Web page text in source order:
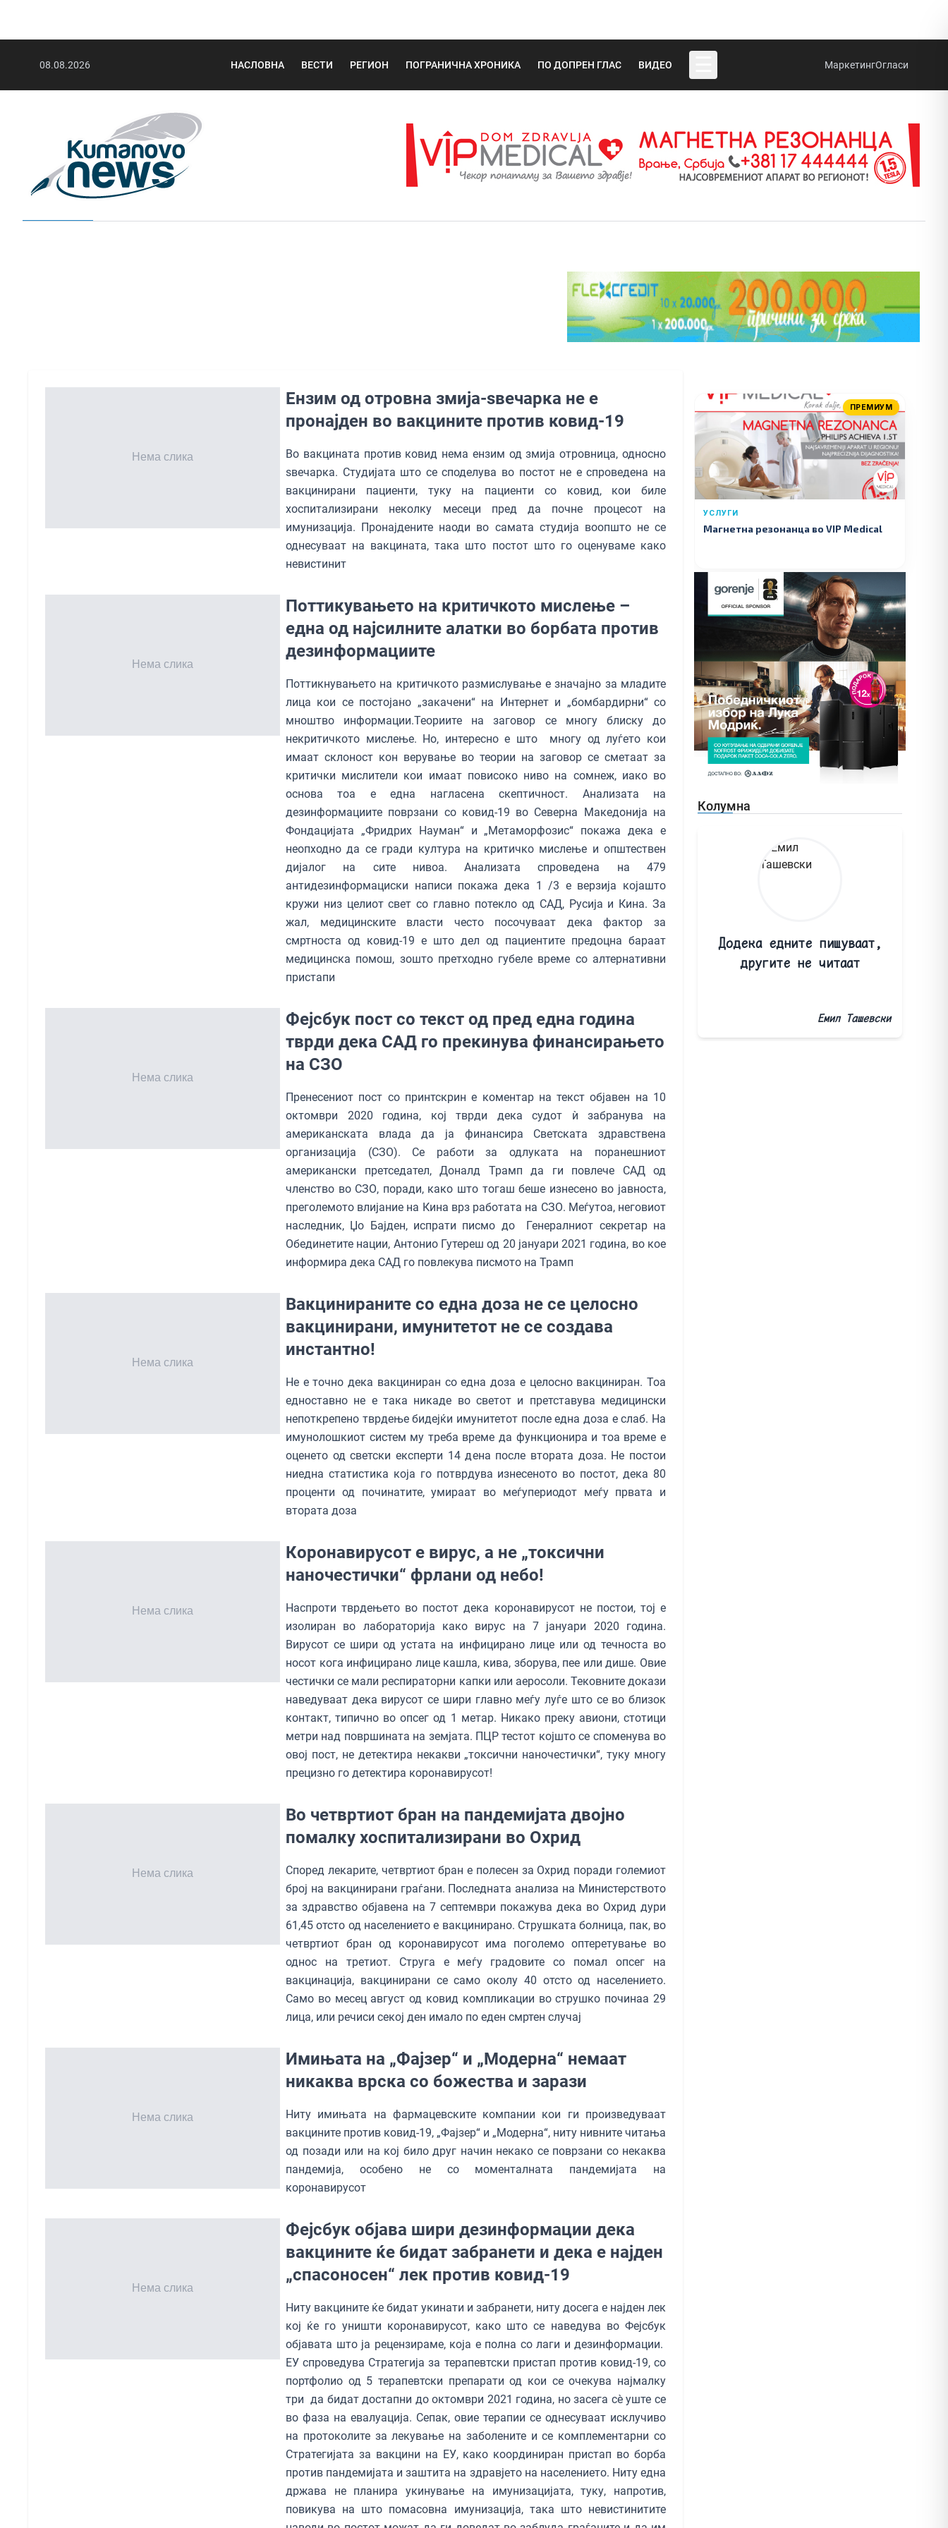
08.08.2026 НАСЛОВНА ВЕСТИ РЕГИОН ПОГРАНИЧНА ХРОНИКА ПО ДОПРЕН ГЛАС ВИДЕО МаркетингОгласи
Ензим од отровна змија-ѕвечарка не е
пронајден во вакцините против ковид-19
Во вакцината против ковид нема ензим од змија отровница, односно
ѕвечарка. Студијата што се споделува во постот не е спроведена на
вакцинирани пациенти, туку на пациенти со ковид, кои биле
хоспитализирани неколку месеци пред да почне процесот на
имунизација. Пронајдените наоди во самата студија воопшто не се
однесуваат на вакцината, така што постот што го оценуваме како
невистинит
Поттикувањето на критичкото мислење –
една од најсилните алатки во борбата против
дезинформациите
Поттикнувањето на критичкото размислување е значајно за младите
лица кои се постојано „закачени“ на Интернет и „бомбардирни“ со
мноштво информации.Теориите на заговор се многу блиску до
некритичкото мислење. Но, интересно е што многу од луѓето кои
имаат склоност кон верување во теории на заговор се сметаат за
критички мислители кои имаат повисоко ниво на сомнеж, иако во
основа тоа е една нагласена скептичност. Анализата на
дезинформациите поврзани со ковид-19 во Северна Македонија на
Фондацијата „Фридрих Науман“ и „Метаморфозис“ покажа дека е
неопходно да се гради култура на критичко мислење и општествен
дијалог на сите нивоа. Анализата спроведена на 479
антидезинформациски написи покажа дека 1 /3 е верзија којашто
кружи низ целиот свет со главно потекло од САД, Русија и Кина. За
жал, медицинските власти често посочуваат дека фактор за
смртноста од ковид-19 е што дел од пациентите предоцна бараат
медицинска помош, зошто претходно губеле време со алтернативни
пристапи
Фејсбук пост со текст од пред една година
тврди дека САД го прекинува финансирањето
на СЗО
Пренесениот пост со принтскрин е коментар на текст објавен на 10
октомври 2020 година, кој тврди дека судот ѝ забранува на
американската влада да ја финансира Светската здравствена
организација (СЗО). Се работи за одлуката на поранешниот
американски претседател, Доналд Трамп да ги повлече САД од
членство во СЗО, поради, како што тогаш беше изнесено во јавноста,
преголемото влијание на Кина врз работата на СЗО. Меѓутоа, неговиот
наследник, Џо Бајден, испрати писмо до Генералниот секретар на
Обединетите нации, Антонио Гутереш од 20 јануари 2021 година, во кое
информира дека САД го повлекува писмото на Трамп
Вакцинираните со една доза не се целосно
вакцинирани, имунитетот не се создава
инстантно!
Не е точно дека вакциниран со една доза е целосно вакциниран. Тоа
едноставно не е така никаде во светот и претставува медицински
непоткрепено тврдење бидејќи имунитетот после една доза е слаб. На
имунолошкиот систем му треба време да функционира и тоа време е
оценето од светски експерти 14 дена после втората доза. Не постои
ниедна статистика која го потврдува изнесеното во постот, дека 80
проценти од починатите, умираат во меѓупериодот меѓу првата и
втората доза
Коронавирусот е вирус, а не „токсични
наночестички“ фрлани од небо!
Наспроти тврдењето во постот дека коронавирусот не постои, тој е
изолиран во лабораторија како вирус на 7 јануари 2020 година.
Вирусот се шири од устата на инфицирано лице или од течноста во
носот кога инфицирано лице кашла, кива, зборува, пее или дише. Овие
честички се мали респираторни капки или аеросоли. Тековните докази
наведуваат дека вирусот се шири главно меѓу луѓе што се во близок
контакт, типично во опсег од 1 метар. Никако преку авиони, стотици
метри над површината на земјата. ПЦР тестот којшто се споменува во
овој пост, не детектира некакви „токсични наночестички“, туку многу
прецизно го детектира коронавирусот!
Во четвртиот бран на пандемијата двојно
помалку хоспитализирани во Охрид
Според лекарите, четвртиот бран е полесен за Охрид поради големиот
број на вакцинирани граѓани. Последната анализа на Министерството
за здравство објавена на 7 септември покажува дека во Охрид дури
61,45 отсто од населението е вакцинирано. Струшката болница, пак, во
четвртиот бран од коронавирусот има поголемо оптеретување во
однос на третиот. Струга е меѓу градовите со помал опсег на
вакцинација, вакцинирани се само околу 40 отсто од населението.
Само во месец август од ковид компликации во струшко починаа 29
лица, или речиси секој ден имало по еден смртен случај
Имињата на „Фајзер“ и „Модерна“ немаат
никаква врска со божества и зарази
Ниту имињата на фармацевските компании кои ги произведуваат
вакцините против ковид-19, „Фајзер“ и „Модерна“, ниту нивните читања
од позади или на кој било друг начин некако се поврзани со некаква
пандемија, особено не со моменталната пандемијата на
коронавирусот
Фејсбук објава шири дезинформации дека
вакцините ќе бидат забранети и дека е најден
„спасоносен“ лек против ковид-19
Ниту вакцините ќе бидат укинати и забранети, ниту досега е најден лек
кој ќе го уништи коронавирусот, како што се наведува во Фејсбук
објавата што ја рецензираме, која е полна со лаги и дезинформации.
ЕУ спроведува Стратегија за терапевтски пристап против ковид-19, со
портфолио од 5 терапевтски препарати од кои се очекува најмалку
три да бидат достапни до октомври 2021 година, но засега сè уште се
во фаза на евалуација. Сепак, овие терапии се однесуваат исклучиво
на протоколите за лекување на заболените и се комплементарни со
Стратегијата за вакцини на ЕУ, како координиран пристап во борба
против пандемијата и заштита на здравјето на населението. Ниту една
држава не планира укинување на имунизацијата, туку, напротив,
повикува на што помасовна имунизација, така што невистинитите
ПРЕМИУМ
УСЛУГИ
Магнетна резонанца во VIP Medical
Колумна
Додека едните пишуваат,
другите не читаат
Емил Ташевски